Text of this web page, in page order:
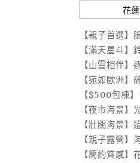
花
【親子首選】
【滿天星斗】
【山雲相伴】
【宛如歐洲】
【$500包棟
【夜市海景】
【壯闊海景】
【親子露營】
【簡約質感】